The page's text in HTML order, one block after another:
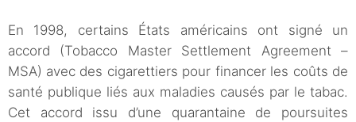
En 1998, certains États américains ont signé un
accord (Tobacco Master Settlement Agreement –
MSA) avec des cigarettiers pour financer les coûts de
santé publique liés aux maladies causés par le tabac.
Cet accord issu d’une quarantaine de poursuites